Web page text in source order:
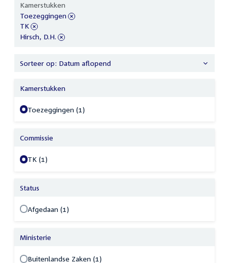
uw
resultaten
Kamerstukken
verwijder
filter
Toezeggingen
verwijder
filter
TK
verwijder
Hirsch, D.H.
Sorteer op: Datum aflopend
Kamerstukken
Toezeggingen (1)
Commissie
TK (1)
Status
Afgedaan (1)
Ministerie
Buitenlandse Zaken (1)